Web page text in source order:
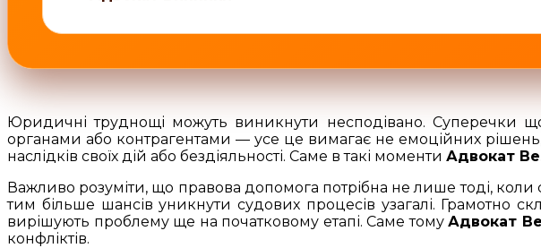
Юридичні труднощі можуть виникнути несподівано. Суперечки
органами або контрагентами — усе це вимагає не емоційних
наслідків своїх дій або бездіяльності. Саме в такі моменти Адвокат
Важливо розуміти, що правова допомога потрібна не лише тоді,
тим більше шансів уникнути судових процесів узагалі. Грамотно
вирішують проблему ще на початковому етапі. Саме томуАдвокат
конфліктів.